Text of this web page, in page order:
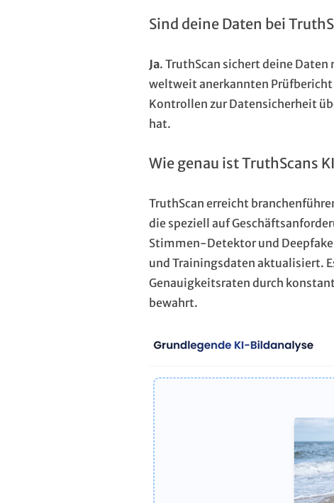
Sind deine Daten bei
Ja. TruthScan sichert deine Daten
weltweit anerkannten
Kontrollen zur Datensicherheit
hat.
Wie genau ist TruthScans
TruthScan erreicht
die speziell auf
Stimmen-Detektor und
und Trainingsdaten aktualisiert.
Genauigkeitsraten durch
bewahrt.